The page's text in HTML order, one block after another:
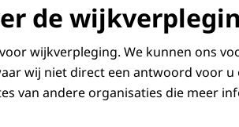
de
wijkverpleging. We kunnen ons
wij niet direct een antwoord voor u
van andere organisaties die meer